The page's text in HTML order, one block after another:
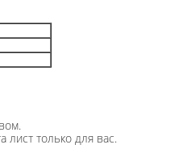
лист только для вас.